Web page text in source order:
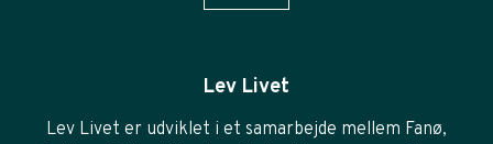
Lev Livet
Lev Livet er udviklet i et samarbejde mellem Fanø,